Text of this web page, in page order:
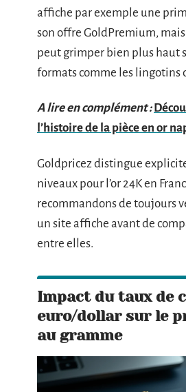
affiche par exemple une
son offre GoldPremium,
peut grimper bien plus haut
formats comme les lingotins
A lire en complément :
l’histoire de la pièce en or
Goldpricez distingue
niveaux pour l’or 24K en
recommandons de toujours
un site affiche avant de
entre elles.
Impact du taux de
euro/dollar sur le
au gramme